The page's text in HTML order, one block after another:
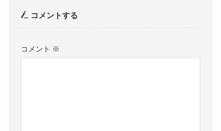
コメントする
コメント ※